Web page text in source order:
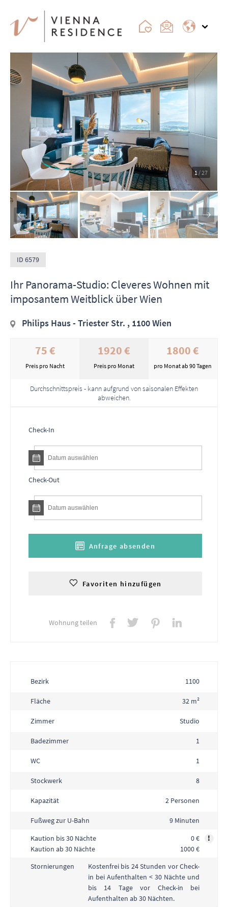
1 / 27
ID 6579
Ihr Panorama-Studio: Cleveres Wohnen mit
imposantem Weitblick über Wien
Philips Haus - Triester Str. , 1100 Wien
75 €
Preis pro Nacht
1920 €
Preis pro Monat
1800 €
pro Monat ab 90 Tagen
Durchschnittspreis - kann aufgrund von saisonalen Effekten
abweichen.
Check-In
Check-Out
Anfrage absenden
Favoriten hinzufügen
Wohnung teilen
Bezirk 1100
Fläche 32 m²
Zimmer Studio
Badezimmer 1
WC 1
Stockwerk 8
Kapazität 2 Personen
Fußweg zur U-Bahn
9 Minuten
Kaution bis 30 Nächte
Kaution ab 30 Nächte
0 €
1000 €
!
Stornierungen
Kostenfrei bis 24 Stunden vor Check-
in bei Aufenthalten < 30 Nächte und
bis 14 Tage vor Check-in bei
Aufenthalten ab 30 Nächten.